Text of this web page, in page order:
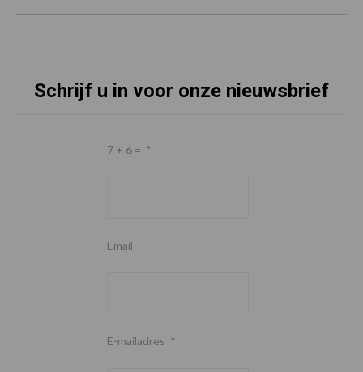
Schrijf u in voor onze nieuwsbrief
7 + 6 = *
Email
E-mailadres *